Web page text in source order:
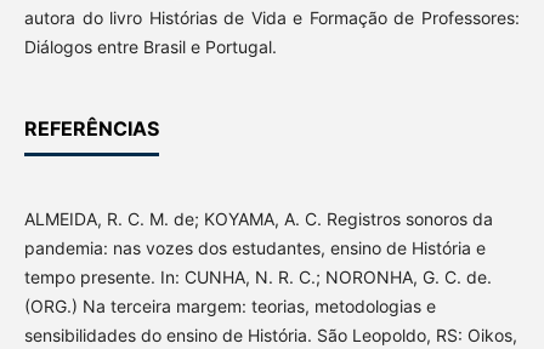
autora do livro Histórias de Vida e Formação de Professores:
Diálogos entre Brasil e Portugal.
REFERÊNCIAS
ALMEIDA, R. C. M. de; KOYAMA, A. C. Registros sonoros da
pandemia: nas vozes dos estudantes, ensino de História e
tempo presente. In: CUNHA, N. R. C.; NORONHA, G. C. de.
(ORG.) Na terceira margem: teorias, metodologias e
sensibilidades do ensino de História. São Leopoldo, RS: Oikos,